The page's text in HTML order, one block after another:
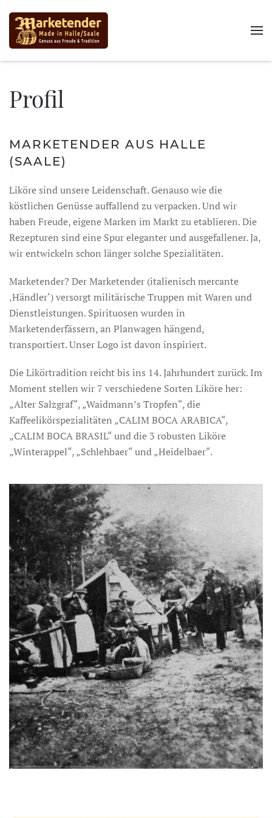
Profil
MARKETENDER AUS HALLE
(SAALE)
Liköre sind unsere Leidenschaft. Genauso wie die
köstlichen Genüsse auffallend zu verpacken. Und wir
haben Freude, eigene Marken im Markt zu etablieren. Die
Rezepturen sind eine Spur eleganter und ausgefallener. Ja,
wir entwickeln schon länger solche Spezialitäten.
Marketender? Der Marketender (italienisch mercante
‚Händler‘) versorgt militärische Truppen mit Waren und
Dienstleistungen. Spirituosen wurden in
Marketenderfässern, an Planwagen hängend,
transportiert. Unser Logo ist davon inspiriert.
Die Likörtradition reicht bis ins 14. Jahrhundert zurück. Im
Moment stellen wir 7 verschiedene Sorten Liköre her:
„Alter Salzgraf“, „Waidmann’s Tropfen“, die
Kaffeelikörspezialitäten „CALIM BOCA ARABICA“,
„CALIM BOCA BRASIL“ und die 3 robusten Liköre
„Winterappel“, „Schlehbaer“ und „Heidelbaer“.